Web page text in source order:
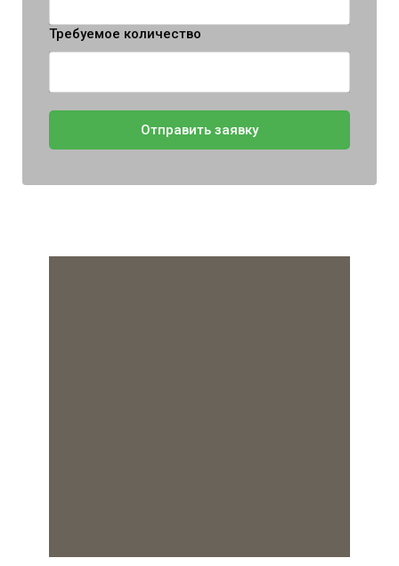
Требуемое количество
Отправить заявку